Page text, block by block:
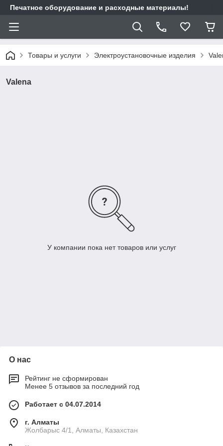
Печатное оборудование и расходные материалы!
Товары и услуги Электроустановочные изделия
Valena
У компании пока нет товаров или услуг
О нас
Рейтинг не сформирован
Менее 5 отзывов за последний год
Работает с 04.07.2014
г. Алматы
Жолбарыс 4/1, Алматы, Казахстан